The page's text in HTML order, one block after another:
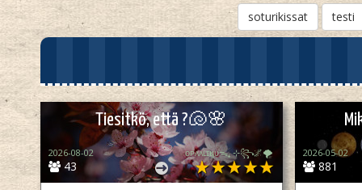
soturikissat testi
Tiesitkö, että ?🐚🌸
43
2026-08-02 ᴏᴘᴀᴀʟɪӄᴜᴜᯓ₊ ⊹꧂🌌🌪
881
2026-05-02